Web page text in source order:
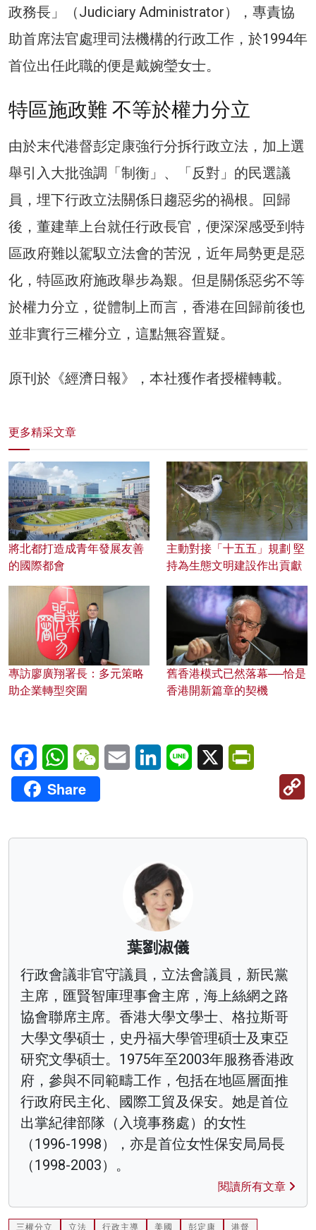
政務長」（Judiciary Administrator），專責協
助首席法官處理司法機構的行政工作，於1994年
首位出任此職的便是戴婉瑩女士。
特區施政難 不等於權力分立
由於末代港督彭定康強行分拆行政立法，加上選
舉引入大批強調「制衡」、「反對」的民選議
員，埋下行政立法關係日趨惡劣的禍根。回歸
後，董建華上台就任行政長官，便深深感受到特
區政府難以駕馭立法會的苦況，近年局勢更是惡
化，特區政府施政舉步為艱。但是關係惡劣不等
於權力分立，從體制上而言，香港在回歸前後也
並非實行三權分立，這點無容置疑。
原刊於《經濟日報》，本社獲作者授權轉載。
更多精采文章
將北都打造成青年發展友善
的國際都會
主動對接「十五五」規劃 堅
持為生態文明建設作出貢獻
專訪廖廣翔署長：多元策略
助企業轉型突圍
舊香港模式已然落幕──恰是
香港開新篇章的契機
FacebookWhatsAppWeChatEmail LinkedInLine X
Share
葉劉淑儀
行政會議非官守議員，立法會議員，新民黨
主席，匯賢智庫理事會主席，海上絲網之路
協會聯席主席。香港大學文學士、格拉斯哥
大學文學碩士，史丹福大學管理碩士及東亞
研究文學碩士。1975年至2003年服務香港政
府，參與不同範疇工作，包括在地區層面推
行政府民主化、國際工貿及保安。她是首位
出掌紀律部隊（入境事務處）的女性
（1996-1998），亦是首位女性保安局局長
（1998-2003）。
閱讀所有文章
三權分立 立法 行政主導 美國 彭定康 港督